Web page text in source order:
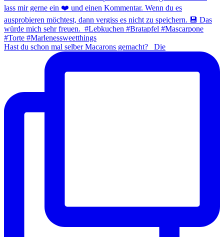
Hast du schon mal selber Macarons gemacht? ⁠ ⁠ Die